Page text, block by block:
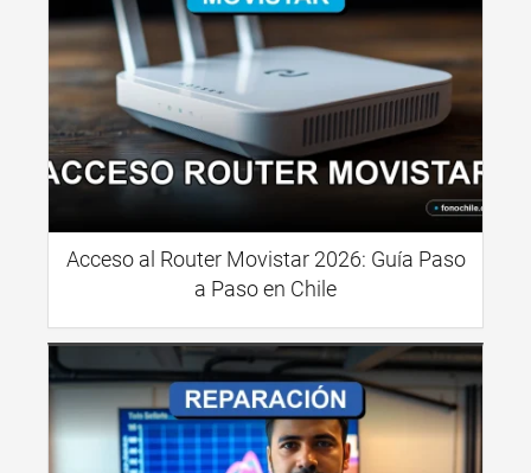
Acceso al Router Movistar 2026: Guía Paso
a Paso en Chile